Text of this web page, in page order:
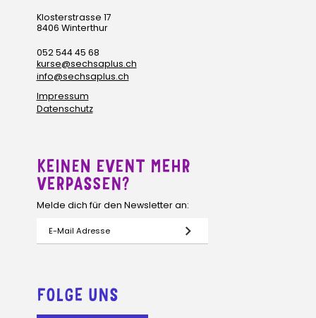
Klosterstrasse 17
8406 Winterthur
052 544 45 68
kurse@sechsaplus.ch
info@sechsaplus.ch
Impressum
Datenschutz
KEINEN EVENT MEHR
VERPASSEN?
Melde dich für den Newsletter an:
FOLGE UNS